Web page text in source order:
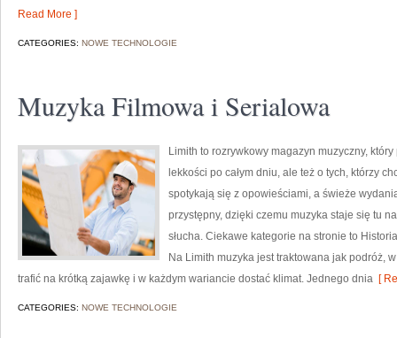
Read More ]
CATEGORIES: NOWE TECHNOLOGIE
Muzyka Filmowa i Serialowa
Limith to rozrywkowy magazyn muzyczny,
lekkości po całym dniu, ale też o tych, którzy
spotykają się z opowieściami, a świeże
przystępny, dzięki czemu muzyka staje się tu
słucha. Ciekawe kategorie na stronie to
Na Limith muzyka jest traktowana jak podróż,
trafić na krótką zajawkę i w każdym wariancie dostać klimat. Jednego dnia [
CATEGORIES: NOWE TECHNOLOGIE